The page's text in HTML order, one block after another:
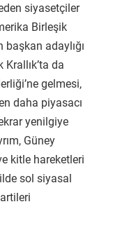
siyasetçiler
Birleşik
başkan adaylığı
da
gelmesi,
daha piyasacı
yenilgiye
Güney
kitle hareketleri
sol siyasal